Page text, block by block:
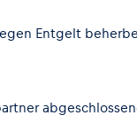
Entgelt